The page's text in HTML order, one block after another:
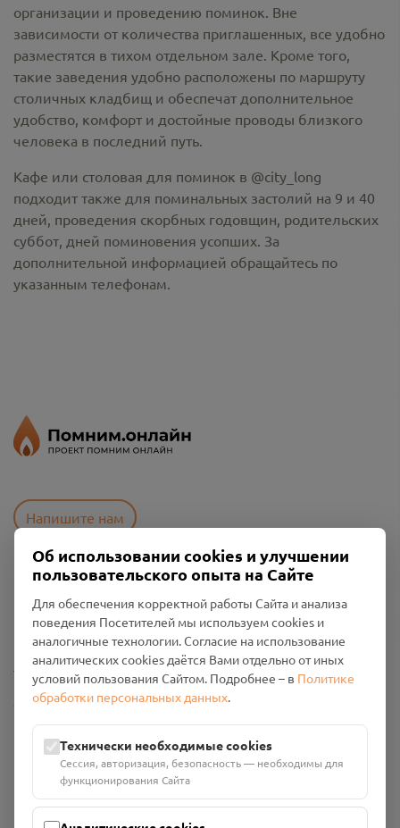
организации и проведению поминок. Вне
зависимости от количества приглашенных, все удобно
разместятся в тихом отдельном зале. Кроме того,
такие заведения удобно расположены по маршруту
столичных кладбищ и обеспечат дополнительное
удобство, комфорт и достойные проводы близкого
человека в последний путь.
Кафе или столовая для поминок в @city_long
подходит также для поминальных застолий на 9 и 40
дней, проведения скорбных годовщин, родительских
суббот, дней поминовения усопших. За
дополнительной информацией обращайтесь по
указанным телефонам.
Напишите нам
Политика конфиденциальности
Промо-материалы
Настройки cookies
Общество с ограниченной ответственностью «Смоленский
Проект Помним»
ИНН: 6700029207 ОГРН: 1256700001986
Юридический адрес: 216790, Смоленская область, р-н
Руднянский, г. Рудня, улица Западная, д. 26А, пом. 18
Номер счёта: 40702810901130004287 в АО "АЛЬФА-БАНК"
Об использовании cookies и улучшении
пользовательского опыта на Сайте
Для обеспечения корректной работы Сайта и анализа
поведения Посетителей мы используем cookies и
аналогичные технологии. Согласие на использование
аналитических cookies даётся Вами отдельно от иных
условий пользования Сайтом. Подробнее – в Политике
обработки персональных данных.
Технически необходимые cookies
Сессия, авторизация, безопасность — необходимы для
функционирования Сайта